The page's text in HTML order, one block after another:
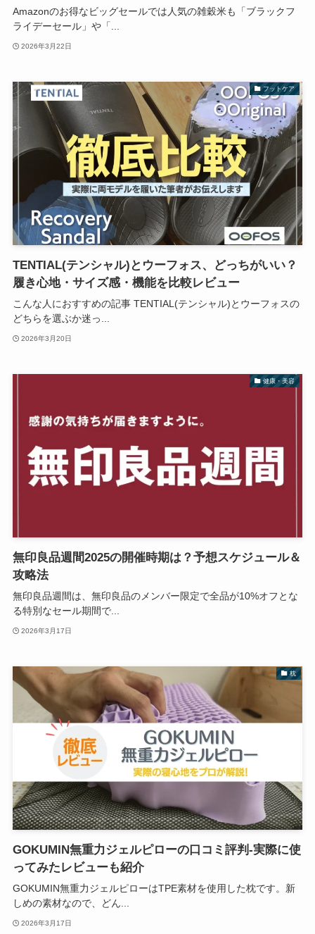
Amazonのお得なビッグセールでは人気の雑穀米も「ブラックフ
ライデーセール」や「...
2026年3月22日
フットケア
TENTIAL(テンシャル)とウーフォス、どっちがいい？
履き心地・サイズ感・機能を比較レビュー
こんな人におすすめの記事 TENTIAL(テンシャル)とウーフォスの
どちらを選ぶか迷っ...
2026年3月20日
健康・美容
無印良品週間2025の開催時期は？予想スケジュール＆
攻略法
無印良品週間は、無印良品のメンバー限定で全品が10%オフとな
る特別なセール期間で...
2026年3月17日
枕
GOKUMIN無重力ジェルピローの口コミ評判-実際に使
ってみたレビューも紹介
GOKUMIN無重力ジェルピローはTPE素材を使用した枕です。新
しめの素材なので、どん...
2026年3月17日